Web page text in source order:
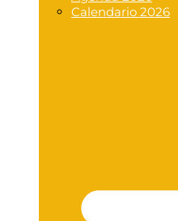
Calendario 2026